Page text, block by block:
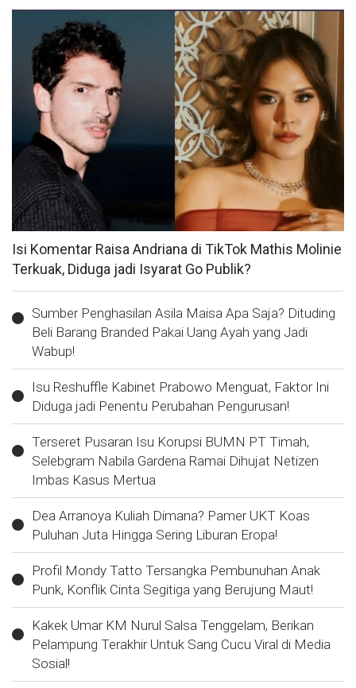
Isi Komentar Raisa Andriana di TikTok Mathis Molinie
Terkuak, Diduga jadi Isyarat Go Publik?
Sumber Penghasilan Asila Maisa Apa Saja? Dituding
Beli Barang Branded Pakai Uang Ayah yang Jadi
Wabup!
Isu Reshuffle Kabinet Prabowo Menguat, Faktor Ini
Diduga jadi Penentu Perubahan Pengurusan!
Terseret Pusaran Isu Korupsi BUMN PT Timah,
Selebgram Nabila Gardena Ramai Dihujat Netizen
Imbas Kasus Mertua
Dea Arranoya Kuliah Dimana? Pamer UKT Koas
Puluhan Juta Hingga Sering Liburan Eropa!
Profil Mondy Tatto Tersangka Pembunuhan Anak
Punk, Konflik Cinta Segitiga yang Berujung Maut!
Kakek Umar KM Nurul Salsa Tenggelam, Berikan
Pelampung Terakhir Untuk Sang Cucu Viral di Media
Sosial!